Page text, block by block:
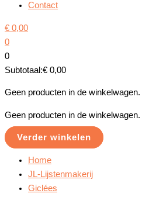
Contact
€ 0,00
0
0
Subtotaal:€ 0,00
Geen producten in de winkelwagen.
Geen producten in de winkelwagen.
Verder winkelen
Home
JL-Lijstenmakerij
Giclées